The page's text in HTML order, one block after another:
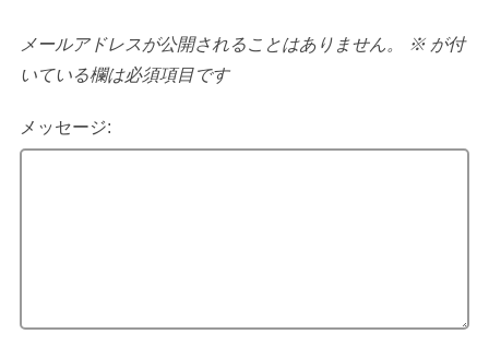
メールアドレスが公開されることはありません。 ※が付
いている欄は必須項目です
メッセージ: